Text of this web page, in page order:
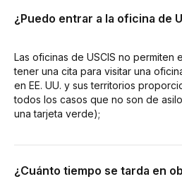
¿Puedo entrar a la oficina de
Las oficinas de USCIS no permiten
tener una cita para visitar una
en EE. UU. y sus territorios
todos los casos que no son de
una tarjeta verde);
¿Cuánto tiempo se tarda en